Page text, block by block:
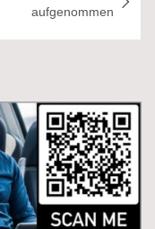
aufgenommen